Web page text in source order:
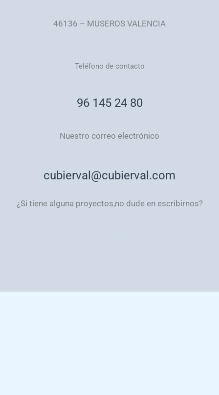
46136 – MUSEROS VALENCIA
Teléfono de contacto
96 145 24 80
Nuestro correo electrónico
cubierval@cubierval.com
¿Si tiene alguna proyectos,no dude en escribirnos?